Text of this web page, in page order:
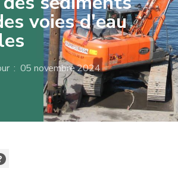
voies d'eau
: 05 novembre 2024